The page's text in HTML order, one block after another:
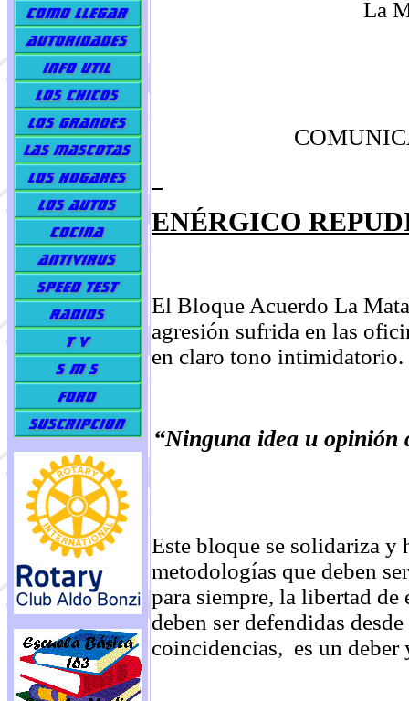
La
ENÉRGICO
El Bloque Acuerdo La
agresión sufrida en las
en claro tono intimidatorio.
“Ninguna idea u opinión
Este bloque se solidariza y
metodologías que deben
para siempre, la libertad
deben ser defendidas
coincidencias, es un deber